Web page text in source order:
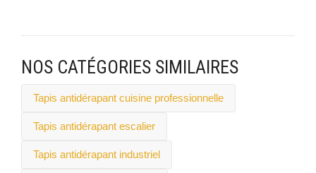
NOS CATÉGORIES SIMILAIRES
Tapis antidérapant cuisine professionnelle
Tapis antidérapant escalier
Tapis antidérapant industriel